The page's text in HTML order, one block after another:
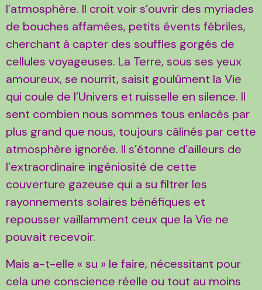
l’atmosphère. Il croit voir s’ouvrir des myriades
de bouches affamées, petits évents fébriles,
cherchant à capter des souffles gorgés de
cellules voyageuses. La Terre, sous ses yeux
amoureux, se nourrit, saisit goulûment la Vie
qui coule de l’Univers et ruisselle en silence. Il
sent combien nous sommes tous enlacés par
plus grand que nous, toujours câlinés par cette
atmosphère ignorée. Il s’étonne d’ailleurs de
l’extraordinaire ingéniosité de cette
couverture gazeuse qui a su filtrer les
rayonnements solaires bénéfiques et
repousser vaillamment ceux que la Vie ne
pouvait recevoir.
Mais a-t-elle « su » le faire, nécessitant pour
cela une conscience réelle ou tout au moins